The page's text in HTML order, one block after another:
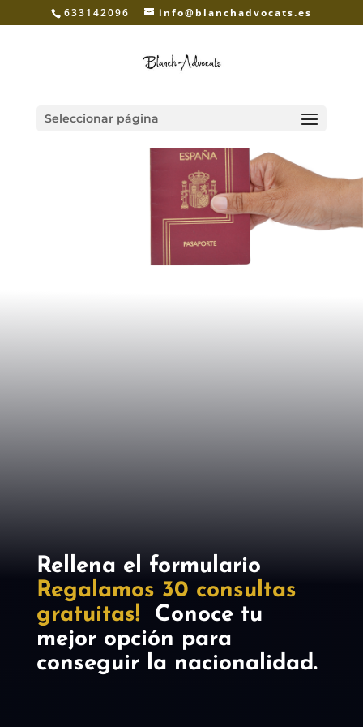
633142096 info@blanchadvocats.es
Seleccionar página
Rellena el formulario
Regalamos 30 consultas
gratuitas! Conoce tu
mejor opción para
conseguir la nacionalidad.